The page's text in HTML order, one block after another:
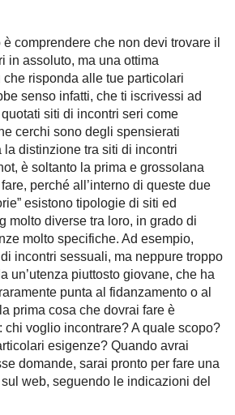
comprendere che non devi trovare il
in assoluto, ma una ottima
che risponda alle tue particolari
senso infatti, che ti iscrivessi ad
siti di incontri seri come
cerchi sono degli spensierati
la distinzione tra siti di incontri
è soltanto la prima e grossolana
perché all’interno di queste due
esistono tipologie di siti ed
molto diverse tra loro, in grado di
molto specifiche. Ad esempio,
incontri sessuali, ma neppure troppo
un’utenza piuttosto giovane, che ha
punta al fidanzamento o al
prima cosa che dovrai fare è
chi voglio incontrare? A quale scopo?
esigenze? Quando avrai
domande, sarai pronto per fare una
web, seguendo le indicazioni del